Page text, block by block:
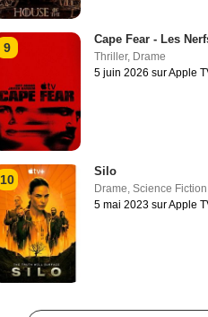
9
Cape Fear - Les
Thriller, Drame
5 juin 2026 sur Apple
10
Silo
Drame, Science Fiction
5 mai 2023 sur Apple